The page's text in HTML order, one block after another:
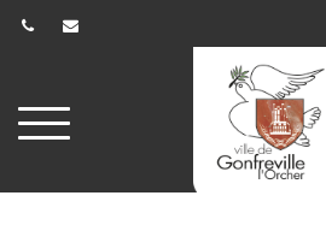
Aller
à
navigation